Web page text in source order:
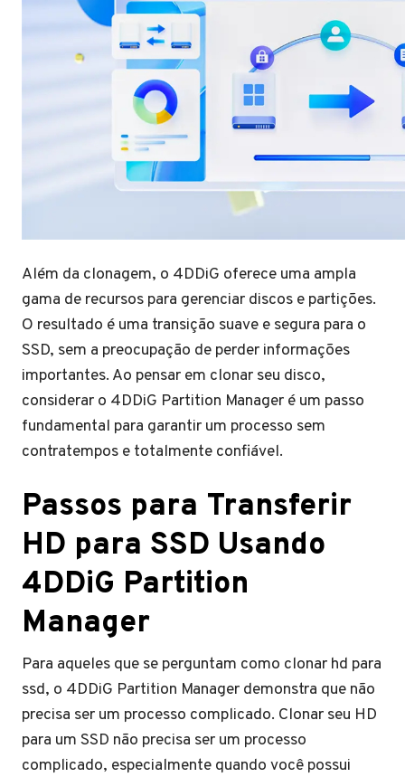
Além da clonagem, o 4DDiG oferece uma ampla
gama de recursos para gerenciar discos e partições.
O resultado é uma transição suave e segura para o
SSD, sem a preocupação de perder informações
importantes. Ao pensar em clonar seu disco,
considerar o 4DDiG Partition Manager é um passo
fundamental para garantir um processo sem
contratempos e totalmente confiável.
Passos para Transferir
HD para SSD Usando
4DDiG Partition
Manager
Para aqueles que se perguntam como clonar hd para
ssd, o 4DDiG Partition Manager demonstra que não
precisa ser um processo complicado. Clonar seu HD
para um SSD não precisa ser um processo
complicado, especialmente quando você possui